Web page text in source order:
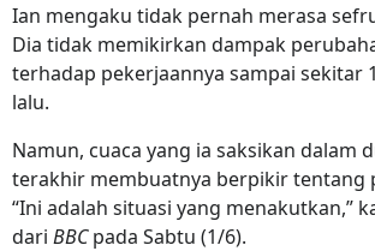
Ian mengaku tidak pernah merasa
Dia tidak memikirkan dampak
terhadap pekerjaannya sampai sekitar
lalu.
Namun, cuaca yang ia saksikan dalam
terakhir membuatnya berpikir tentang
“Ini adalah situasi yang menakutkan,”
dari BBCpada Sabtu (1/6).